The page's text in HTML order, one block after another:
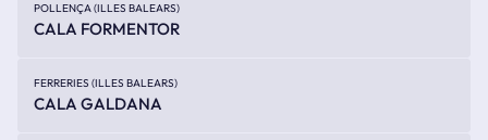
POLLENÇA (ILLES BALEARS)
CALA FORMENTOR
FERRERIES (ILLES BALEARS)
CALA GALDANA